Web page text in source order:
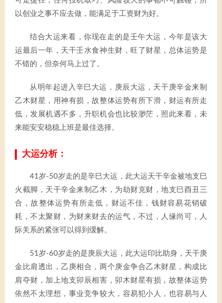
以创业之事不应去做，能满足于工资财为好。
结合大运来看，你现在走的是壬午大运，今年是该大
运最后一年，天干壬水食神生财，旺了财星，总体运势是
不错的，但奈何马上过了。
从明年起进入辛巳大运，庚辰大运，天干庚辛金来制
乙木财星，用神有损，故整体运势有所下滑，财运有所走
低，发展机遇不多，升职机会也比较渺茫，照此来看，未
来能安安稳稳上班是最佳选择。
大运分析：
41岁-50岁走的是辛巳大运，此大运天干辛金被地支巳
火截脚，天干辛金来制乙木，为劫财克财，地支巳酉丑三
合，故整体运势有所走低，财运不佳，钱财容易花销破
耗，不太聚财，为财来财去的运气，不过，人缘尚可，人
际关系的紧张可以得到缓解。
51岁-60岁走的是庚辰大运，此大运印比助身，天干庚
金比肩透出，乙庚相合，两个庚金争合乙木财星，构成比
肩夺财，加上地支卯辰相害，卯木财星有损，故整体运势
依然不太理想，事业竞争较大，容易犯小人，也容易与人